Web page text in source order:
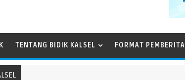
TENTANG BIDIK KALSEL FORMAT